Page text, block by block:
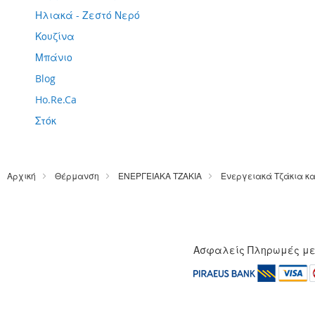
Ηλιακά - Ζεστό Νερό
Κουζίνα
Μπάνιο
Blog
Ho.Re.Ca
Στόκ
Αρχική Θέρμανση ΕΝΕΡΓΕΙΑΚΑ ΤΖΑΚΙΑ Ενεργειακά Τζάκια
Ασφαλείς Πληρωμές με